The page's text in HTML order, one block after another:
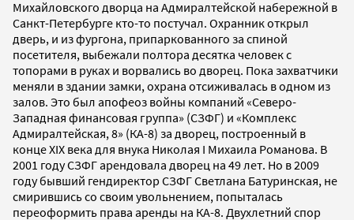
Михайловского дворца на Адмиралтейской набережной в
Санкт-Петербурге кто-то постучал. Охранник открыл
дверь, и из фургона, припаркованного за спиной
посетителя, выбежали полтора десятка человек с
топорами в руках и ворвались во дворец. Пока захватчики
меняли в здании замки, охрана отсиживалась в одном из
залов. Это был апофеоз войны компаний «Северо-
Западная финансовая группа» (СЗФГ) и «Комплекс
Адмиралтейская, 8» (КА-8) за дворец, построенный в
конце XIX века для внука Николая I Михаила Романова. В
2001 году СЗФГ арендовала дворец на 49 лет. Но в 2009
году бывший гендиректор СЗФГ Светлана Батуринская, не
смирившись со своим увольнением, попыталась
переоформить права аренды на КА-8. Двухлетний спор